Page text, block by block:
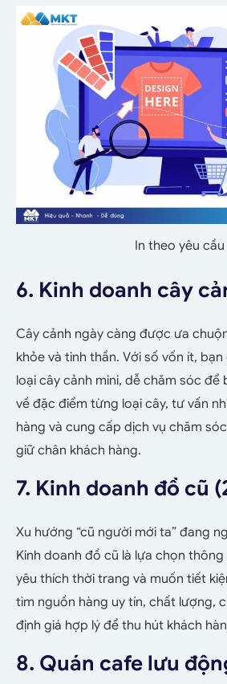
In theo yêu cầu
6. Kinh doanh cây
Cây cảnh ngày càng được ưa
khỏe và tinh thần. Với số vốn ít,
loại cây cảnh mini, dễ chăm sóc để
về đặc điểm từng loại cây, tư vấn
hàng và cung cấp dịch vụ chăm
giữ chân khách hàng.
7. Kinh doanh đồ cũ
Xu hướng “cũ người mới ta” đang
Kinh doanh đồ cũ là lựa chọn
yêu thích thời trang và muốn tiết
tìm nguồn hàng uy tín, chất lượng,
định giá hợp lý để thu hút khách
8. Quán cafe lưu